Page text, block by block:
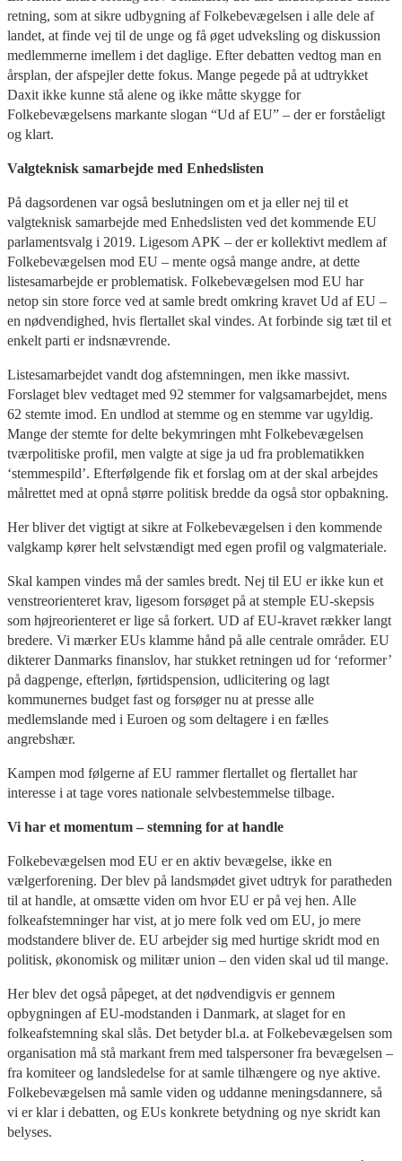
retning, som at sikre udbygning af Folkebevægelsen i alle dele af
landet, at finde vej til de unge og få øget udveksling og diskussion
medlemmerne imellem i det daglige. Efter debatten vedtog man en
årsplan, der afspejler dette fokus. Mange pegede på at udtrykket
Daxit ikke kunne stå alene og ikke måtte skygge for
Folkebevægelsens markante slogan “Ud af EU” – der er forståeligt
og klart.
Valgteknisk samarbejde med Enhedslisten
På dagsordenen var også beslutningen om et ja eller nej til et
valgteknisk samarbejde med Enhedslisten ved det kommende EU
parlamentsvalg i 2019. Ligesom APK – der er kollektivt medlem af
Folkebevægelsen mod EU – mente også mange andre, at dette
listesamarbejde er problematisk. Folkebevægelsen mod EU har
netop sin store force ved at samle bredt omkring kravet Ud af EU –
en nødvendighed, hvis flertallet skal vindes. At forbinde sig tæt til et
enkelt parti er indsnævrende.
Listesamarbejdet vandt dog afstemningen, men ikke massivt.
Forslaget blev vedtaget med 92 stemmer for valgsamarbejdet, mens
62 stemte imod. En undlod at stemme og en stemme var ugyldig.
Mange der stemte for delte bekymringen mht Folkebevægelsen
tværpolitiske profil, men valgte at sige ja ud fra problematikken
‘stemmespild’. Efterfølgende fik et forslag om at der skal arbejdes
målrettet med at opnå større politisk bredde da også stor opbakning.
Her bliver det vigtigt at sikre at Folkebevægelsen i den kommende
valgkamp kører helt selvstændigt med egen profil og valgmateriale.
Skal kampen vindes må der samles bredt. Nej til EU er ikke kun et
venstreorienteret krav, ligesom forsøget på at stemple EU-skepsis
som højreorienteret er lige så forkert. UD af EU-kravet rækker langt
bredere. Vi mærker EUs klamme hånd på alle centrale områder. EU
dikterer Danmarks finanslov, har stukket retningen ud for ‘reformer’
på dagpenge, efterløn, førtidspension, udlicitering og lagt
kommunernes budget fast og forsøger nu at presse alle
medlemslande med i Euroen og som deltagere i en fælles
angrebshær.
Kampen mod følgerne af EU rammer flertallet og flertallet har
interesse i at tage vores nationale selvbestemmelse tilbage.
Vi har et momentum – stemning for at handle
Folkebevægelsen mod EU er en aktiv bevægelse, ikke en
vælgerforening. Der blev på landsmødet givet udtryk for paratheden
til at handle, at omsætte viden om hvor EU er på vej hen. Alle
folkeafstemninger har vist, at jo mere folk ved om EU, jo mere
modstandere bliver de. EU arbejder sig med hurtige skridt mod en
politisk, økonomisk og militær union – den viden skal ud til mange.
Her blev det også påpeget, at det nødvendigvis er gennem
opbygningen af EU-modstanden i Danmark, at slaget for en
folkeafstemning skal slås. Det betyder bl.a. at Folkebevægelsen som
organisation må stå markant frem med talspersoner fra bevægelsen –
fra komiteer og landsledelse for at samle tilhængere og nye aktive.
Folkebevægelsen må samle viden og uddanne meningsdannere, så
vi er klar i debatten, og EUs konkrete betydning og nye skridt kan
belyses.